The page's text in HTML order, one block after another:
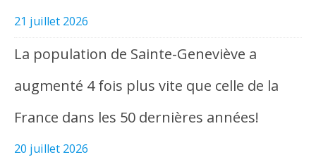
21 juillet 2026
La population de Sainte-Geneviève a
augmenté 4 fois plus vite que celle de la
France dans les 50 dernières années!
20 juillet 2026